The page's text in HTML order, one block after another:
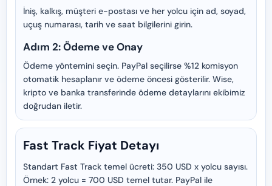
İniş, kalkış, müşteri e-postası ve her yolcu için ad, soyad,
uçuş numarası, tarih ve saat bilgilerini girin.
Adım 2: Ödeme ve Onay
Ödeme yöntemini seçin. PayPal seçilirse %12 komisyon
otomatik hesaplanır ve ödeme öncesi gösterilir. Wise,
kripto ve banka transferinde ödeme detaylarını ekibimiz
doğrudan iletir.
Fast Track Fiyat Detayı
Standart Fast Track temel ücreti: 350 USD x yolcu sayısı.
Örnek: 2 yolcu = 700 USD temel tutar. PayPal ile